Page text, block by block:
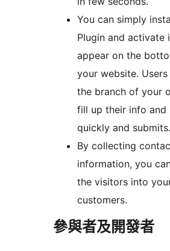
You can simply
Plugin and activate
appear on the
your website.
the branch of your
fill up their info and
quickly and submits.
By collecting
information, you
the visitors into
customers.
參與者及開發者